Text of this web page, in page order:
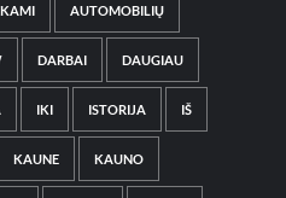
AUTOMOBILIŲ
DARBAI DAUGIAU
IKI ISTORIJA IŠ
KAUNE KAUNO